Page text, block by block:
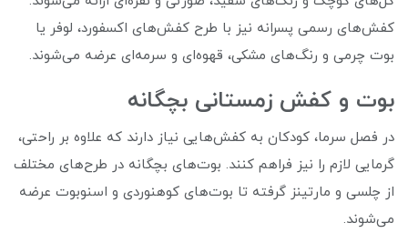
کفش‌های رسمی پسرانه نیز با طرح کفش‌های اکسفورد، لوفر یا
بوت چرمی و رنگ‌های مشکی، قهوه‌ای و سرمه‌ای عرضه می‌شوند.
بوت و کفش زمستانی بچگانه
در فصل سرما، کودکان به کفش‌هایی نیاز دارند که علاوه بر راحتی،
گرمایی لازم را نیز فراهم کنند. بوت‌های بچگانه در طرح‌های مختلف
از چلسی و مارتینز گرفته تا بوت‌های کوهنوردی و اسنوبوت عرضه
می‌شوند.